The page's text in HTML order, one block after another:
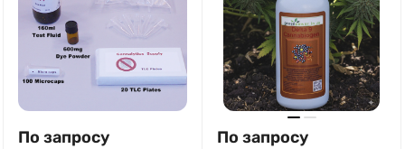
По запросу По запросу